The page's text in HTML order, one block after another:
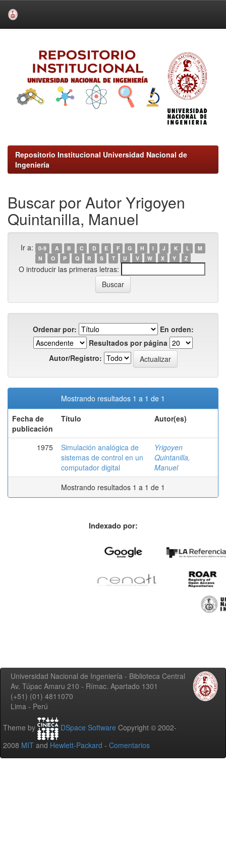
Repositorio Institucional Universidad Nacional de
Ingeniería
Buscar por Autor Yrigoyen
Quintanilla, Manuel
Ir a: 0-9 A B C D E F G H I J K L
M
N
O P Q R S T U V W X Y Z
O introducir las primeras letras:
Ordenar por:
En orden:
Resultados por página
Autor/Registro:
Mostrando resultados 1 a 1 de 1
Fecha de
publicación
Título Autor(es)
1975
Simulación analógica de
sistemas de control en un
computador digital
Yrigoyen
Quintanilla,
Manuel
Mostrando resultados 1 a 1 de 1
Indexado por:
Universidad Nacional de Ingeniería - Biblioteca Central
Av. Túpac Amaru 210 - Rímac. Apartado 1301
(+51) (01) 4811070
Lima - Perú
Theme by DSpace Software Copyright © 2002-
2008 MIT and Hewlett-Packard - Comentarios